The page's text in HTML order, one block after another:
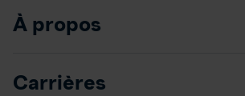
À propos
Carrières